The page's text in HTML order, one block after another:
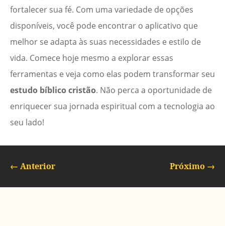
fortalecer sua fé. Com uma variedade de opções
disponíveis, você pode encontrar o aplicativo que
melhor se adapta às suas necessidades e estilo de
vida. Comece hoje mesmo a explorar essas
ferramentas e veja como elas podem transformar seu
estudo bíblico cristão. Não perca a oportunidade de
enriquecer sua jornada espiritual com a tecnologia ao
seu lado!
← Anterior Próximo →